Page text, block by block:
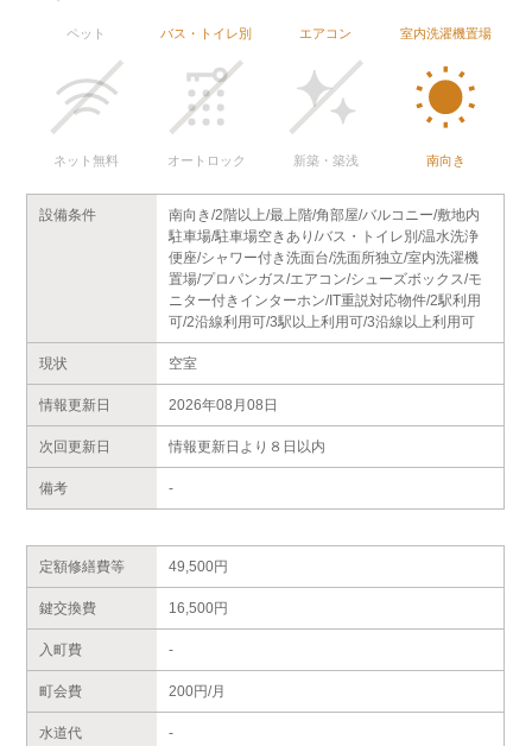
ペット バス・トイレ別 エアコン 室内洗濯機置場
ネット無料 オートロック 新築・築浅 南向き
設備条件
南向き/2階以上/最上階/角部屋/バルコニー/敷地内
駐車場/駐車場空きあり/バス・トイレ別/温水洗浄
便座/シャワー付き洗面台/洗面所独立/室内洗濯機
置場/プロパンガス/エアコン/シューズボックス/モ
ニター付きインターホン/IT重説対応物件/2駅利用
可/2沿線利用可/3駅以上利用可/3沿線以上利用可
現状 空室
情報更新日 2026年08月08日
次回更新日 情報更新日より８日以内
備考 -
定額修繕費等 49,500円
鍵交換費 16,500円
入町費 -
町会費 200円/月
水道代 -